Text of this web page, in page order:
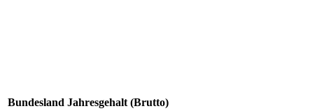
Bundesland Jahresgehalt (Brutto)